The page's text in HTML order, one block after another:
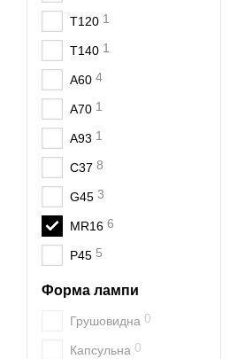
Т120 1
Т140 1
A60 4
A70 1
A93 1
C37 8
G45 3
MR16 6
P45 5
Форма лампи
Грушовидна 0
Капсульна 0